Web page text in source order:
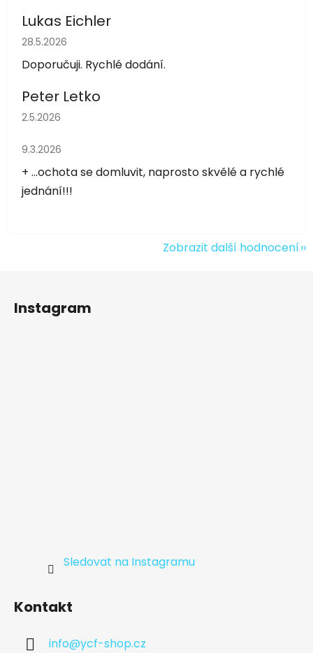
Lukas Eichler
Hodnocení obchodu je 5 z 5 hvězdiček.
28.5.2026
Doporučuji. Rychlé dodání.
Peter Letko
Hodnocení obchodu je 5 z 5 hvězdiček.
2.5.2026
Hodnocení obchodu je 5 z 5 hvězdiček.
9.3.2026
+ ...ochota se domluvit, naprosto skvělé a rychlé
jednání!!!
Zobrazit další hodnocení
Instagram
Sledovat na Instagramu
Kontakt
info@ycf-shop.cz